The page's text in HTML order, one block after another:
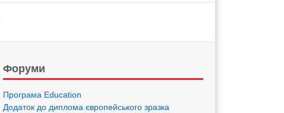
Форуми
Програма Eduсation
Додаток до диплома європейського зразка